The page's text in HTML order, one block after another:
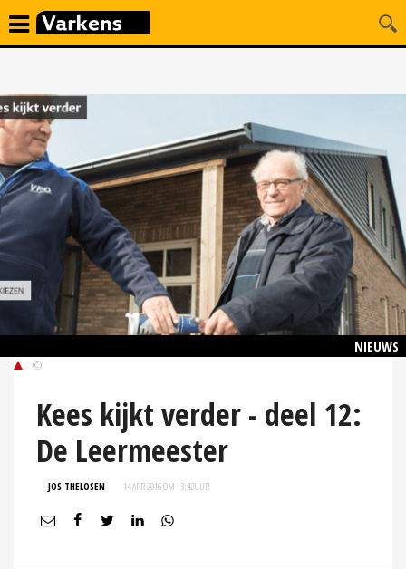
NIEUWS
©
Kees kijkt verder - deel 12:
De Leermeester
JOS THELOSEN 14 APR 2016 OM 13:42UUR